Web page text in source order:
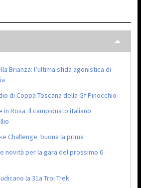
Brianza: l’ultima sfida agonistica di
di Coppa Toscana della Gf Pinocchio
in Rosa. Il campionato italiano
Challenge: buona la prima
novità per la gara del prossimo 6
la 31a Troi Trek